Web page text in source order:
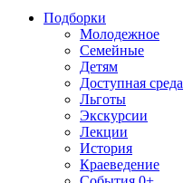
Подборки
Молодежное
Семейные
Детям
Доступная среда
Льготы
Экскурсии
Лекции
История
Краеведение